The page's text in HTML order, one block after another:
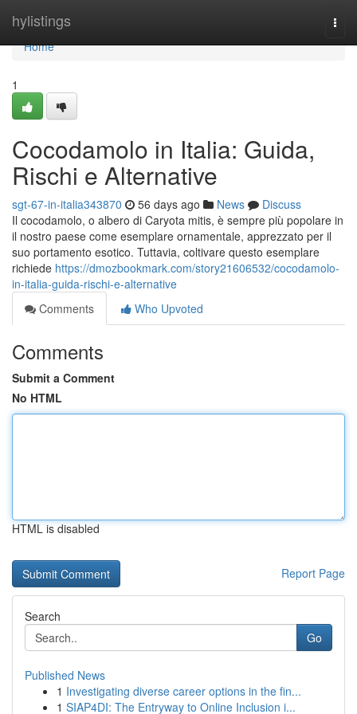
hylistings
Home
Home
1
Cocodamolo in Italia: Guida,
Rischi e Alternative
sgt-67-in-italia343870 56 days ago News
Discuss
Il cocodamolo, o albero di Caryota mitis, è sempre più popolare in
il nostro paese come esemplare ornamentale, apprezzato per il
suo portamento esotico. Tuttavia, coltivare questo esemplare
richiede https://dmozbookmark.com/story21606532/cocodamolo-
in-italia-guida-rischi-e-alternative
Comments
Who Upvoted
Comments
Submit a Comment
No HTML
HTML is disabled
Report Page
Search
Go
Published News
1 Investigating diverse career options in the fin...
1 SIAP4DI: The Entryway to Online Inclusion i...